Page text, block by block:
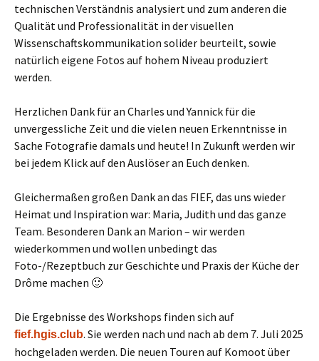
technischen Verständnis analysiert und zum anderen die
Qualität und Professionalität in der visuellen
Wissenschaftskommunikation solider beurteilt, sowie
natürlich eigene Fotos auf hohem Niveau produziert
werden.
Herzlichen Dank für an Charles und Yannick für die
unvergessliche Zeit und die vielen neuen Erkenntnisse in
Sache Fotografie damals und heute! In Zukunft werden wir
bei jedem Klick auf den Auslöser an Euch denken.
Gleichermaßen großen Dank an das FIEF, das uns wieder
Heimat und Inspiration war: Maria, Judith und das ganze
Team. Besonderen Dank an Marion – wir werden
wiederkommen und wollen unbedingt das
Foto-/Rezeptbuch zur Geschichte und Praxis der Küche der
Drôme machen 🙂
Die Ergebnisse des Workshops finden sich auf
fief.hgis.club. Sie werden nach und nach ab dem 7. Juli 2025
hochgeladen werden. Die neuen Touren auf Komoot über